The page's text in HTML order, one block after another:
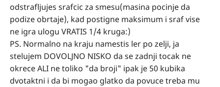
odstrafljujes srafcic za smesu(masina pocinje da
podize obrtaje), kad postigne maksimum i sraf vise
ne igra ulogu VRATIS 1/4 kruga:)
PS. Normalno na kraju namestis ler po zelji, ja
stelujem DOVOLJNO NISKO da se zadnji tocak ne
okrece ALI ne toliko "da broji" ipak je 50 kubika
dvotaktni i da bi mogao glatko da povuce treba mu